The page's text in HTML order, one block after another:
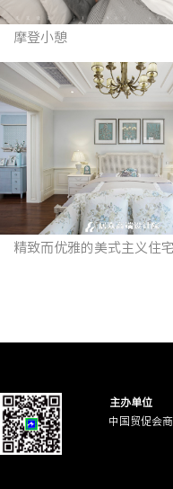
摩登小憩
精致而优雅的美式主义住宅
主办单位
中国贸促会